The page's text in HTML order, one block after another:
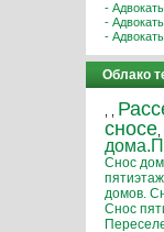
-
-
-
Облако
сносе
Снос
домов.
Снос